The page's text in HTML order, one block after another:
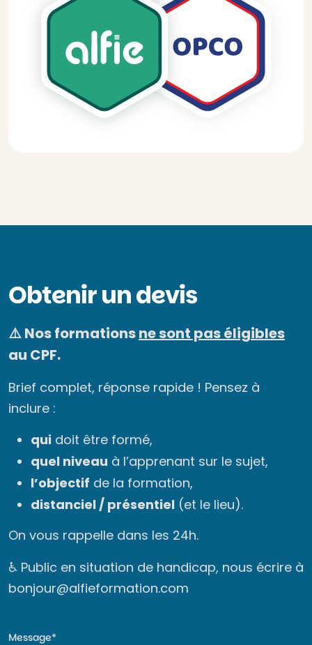
Obtenir un devis
⚠️ Nos formationsne sont pas éligibles
au CPF.
Brief complet, réponse rapide ! Pensez à
inclure :
qui doit être formé,
quel niveau à l’apprenant sur le sujet,
l’objectif de la formation,
distanciel / présentiel (et le lieu).
On vous rappelle dans les 24h.
♿ Public en situation de handicap, nous écrire à
bonjour@alfieformation.com
Message